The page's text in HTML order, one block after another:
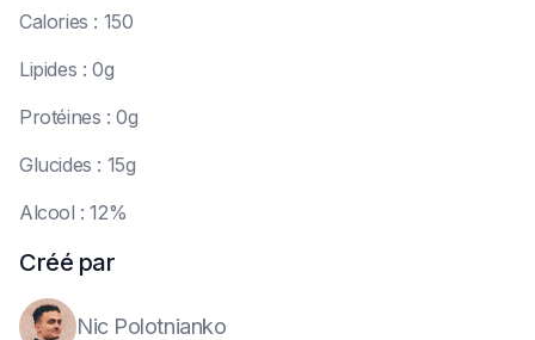
Calories : 150
Lipides : 0g
Protéines : 0g
Glucides : 15g
Alcool : 12%
Créé par
Nic Polotnianko